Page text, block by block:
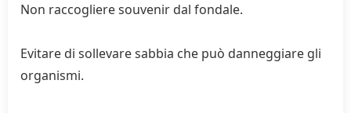
Non raccogliere souvenir dal fondale.
Evitare di sollevare sabbia che può danneggiare gli
organismi.